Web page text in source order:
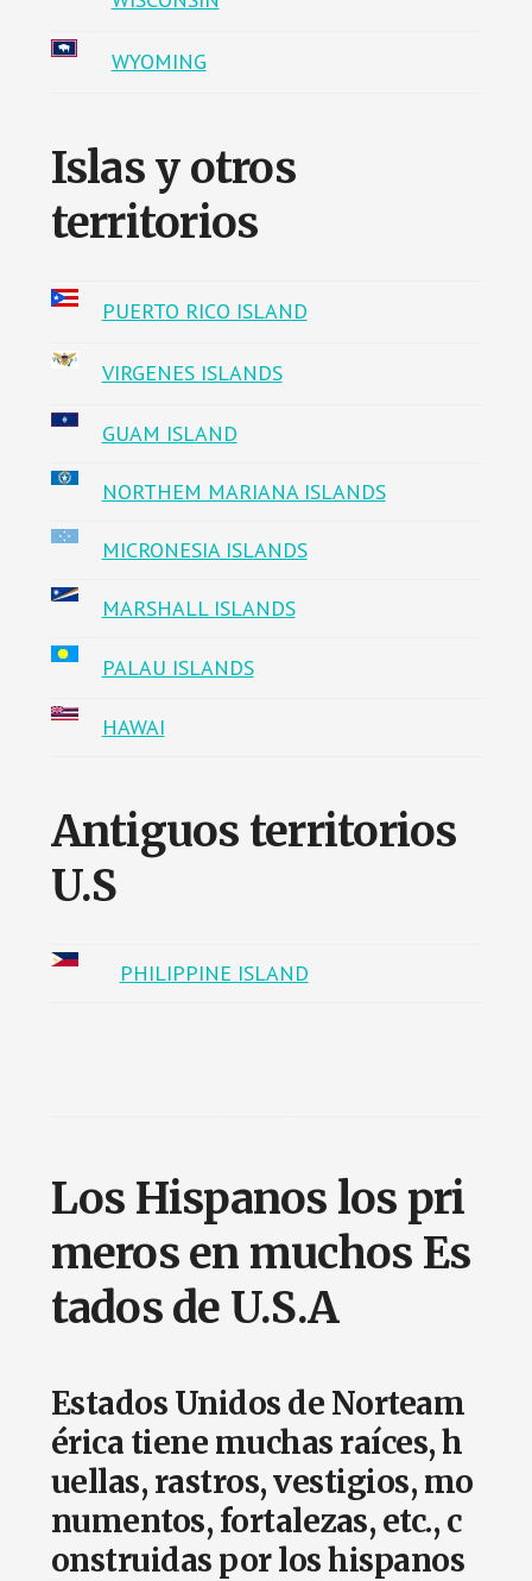
WYOMING
Islas y otros
territorios
PUERTO RICO ISLAND
VIRGENES ISLANDS
GUAM ISLAND
NORTHEM MARIANA ISLANDS
MICRONESIA ISLANDS
MARSHALL ISLANDS
PALAU ISLANDS
HAWAI
Antiguos territorios
U.S
PHILIPPINE ISLAND
Los Hispanos los pri
meros en muchos Es
tados de U.S.A
Estados Unidos de Norteam
érica tiene muchas raíces, h
uellas, rastros, vestigios, mo
numentos, fortalezas, etc., c
onstruidas por los hispanos